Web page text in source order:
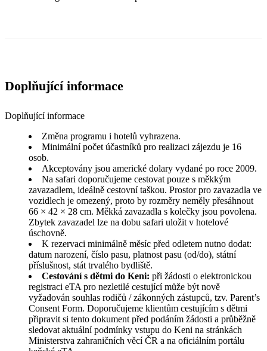
Doplňující informace
Doplňující informace
Změna programu i hotelů vyhrazena.
Minimální počet účastníků pro realizaci zájezdu je 16
osob.
Akceptovány jsou americké dolary vydané po roce 2009.
Na safari doporučujeme cestovat pouze s měkkým
zavazadlem, ideálně cestovní taškou. Prostor pro zavazadla ve
vozidlech je omezený, proto by rozměry neměly přesáhnout
66 × 42 × 28 cm. Měkká zavazadla s kolečky jsou povolena.
Zbytek zavazadel lze na dobu safari uložit v hotelové
úschovně.
K rezervaci minimálně měsíc před odletem nutno dodat:
datum narození, číslo pasu, platnost pasu (od/do), státní
příslušnost, stát trvalého bydliště.
Cestování s dětmi do Keni: při žádosti o elektronickou
registraci eTA pro nezletilé cestující může být nově
vyžadován souhlas rodičů / zákonných zástupců, tzv. Parent’s
Consent Form. Doporučujeme klientům cestujícím s dětmi
připravit si tento dokument před podáním žádosti a průběžně
sledovat aktuální podmínky vstupu do Keni na stránkách
Ministerstva zahraničních věcí ČR a na oficiálním portálu